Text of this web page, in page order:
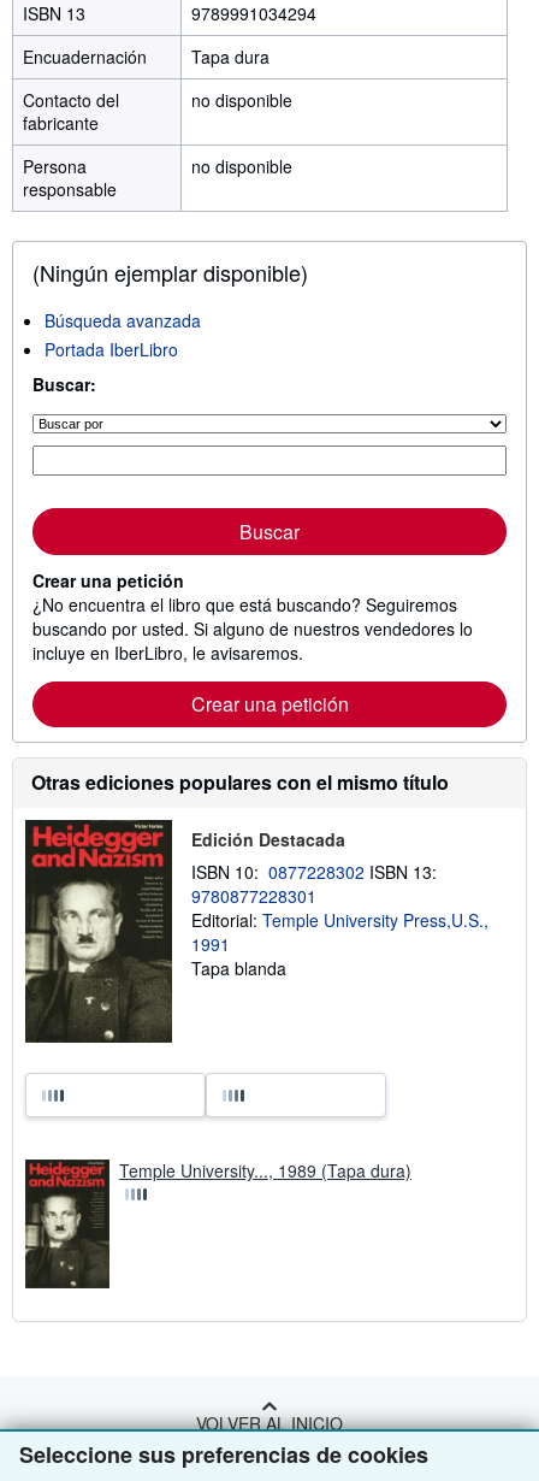
Seleccione sus preferencias de cookies
ISBN 13
9789991034294
Encuadernación
Tapa dura
Contacto del
fabricante
no disponible
Persona
responsable
no disponible
(Ningún ejemplar disponible)
Búsqueda avanzada
Portada IberLibro
Buscar:
Buscar
Crear una petición
¿No encuentra el libro que está buscando? Seguiremos
buscando por usted. Si alguno de nuestros vendedores lo
incluye en IberLibro, le avisaremos.
Crear una petición
Otras ediciones populares con el mismo título
Edición Destacada
ISBN 10: 0877228302 ISBN 13:
9780877228301
Editorial: Temple University Press,U.S.,
1991
Tapa blanda
Temple University..., 1989 (Tapa dura)
VOLVER AL INICIO